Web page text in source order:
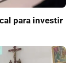
para investir